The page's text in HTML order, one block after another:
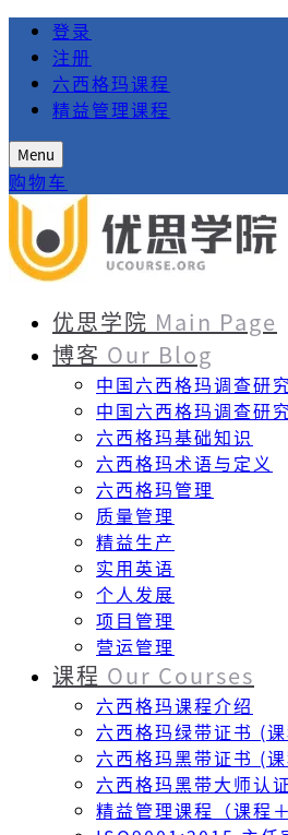
登录
注册
六西格玛课程
精益管理课程
Menu
购物车
优思学院 Main Page
博客 Our Blog
中国六西格玛调查研
中国六西格玛调查研
六西格玛基础知识
六西格玛术语与定义
六西格玛管理
质量管理
精益生产
实用英语
个人发展
项目管理
营运管理
课程 Our Courses
六西格玛课程介绍
六西格玛绿带证书 (课
六西格玛黑带证书 (课
六西格玛黑带大师认证
精益管理课程（课程＋